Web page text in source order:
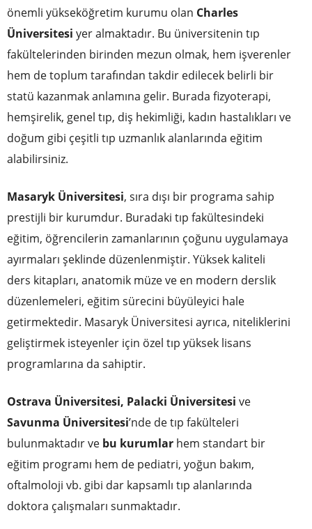
önemli yükseköğretim kurumu olan Charles
Üniversitesi yer almaktadır. Bu üniversitenin tıp
fakültelerinden birinden mezun olmak, hem işverenler
hem de toplum tarafından takdir edilecek belirli bir
statü kazanmak anlamına gelir. Burada fizyoterapi,
hemşirelik, genel tıp, diş hekimliği, kadın hastalıkları ve
doğum gibi çeşitli tıp uzmanlık alanlarında eğitim
alabilirsiniz.
Masaryk Üniversitesi, sıra dışı bir programa sahip
prestijli bir kurumdur. Buradaki tıp fakültesindeki
eğitim, öğrencilerin zamanlarının çoğunu uygulamaya
ayırmaları şeklinde düzenlenmiştir. Yüksek kaliteli
ders kitapları, anatomik müze ve en modern derslik
düzenlemeleri, eğitim sürecini büyüleyici hale
getirmektedir. Masaryk Üniversitesi ayrıca, niteliklerini
geliştirmek isteyenler için özel tıp yüksek lisans
programlarına da sahiptir.
Ostrava Üniversitesi, Palacki Üniversitesi ve
Savunma Üniversitesi’nde de tıp fakülteleri
bulunmaktadır ve bu kurumlar hem standart bir
eğitim programı hem de pediatri, yoğun bakım,
oftalmoloji vb. gibi dar kapsamlı tıp alanlarında
doktora çalışmaları sunmaktadır.